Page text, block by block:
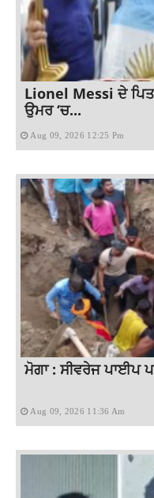
Lionel Messi ਦੇ
ਉਮਰ ‘ਚ...
Aug 09, 2026 12:25 Pm
ਮੋਗਾ : ਸੀਵਰੇਜ ਪਾਈਪ
Aug 09, 2026 11:36 Am